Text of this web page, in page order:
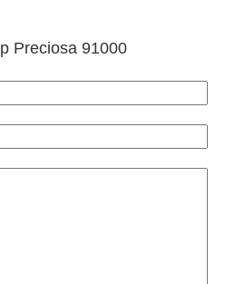
Preciosa 91000